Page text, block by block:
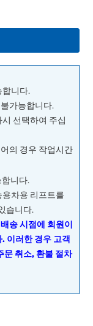
합니다.
가능합니다.
선택하여 주십
의 경우 작업시간
니다.
차용 리프트를
습니다.
송 시점에 회원이
이러한 경우 고객
문 취소, 환불 절차